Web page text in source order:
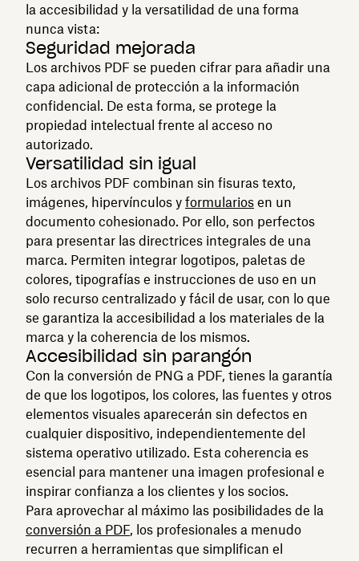
la accesibilidad y la versatilidad de una forma
nunca vista:
Seguridad mejorada
Los archivos PDF se pueden cifrar para añadir una
capa adicional de protección a la información
confidencial. De esta forma, se protege la
propiedad intelectual frente al acceso no
autorizado.
Versatilidad sin igual
Los archivos PDF combinan sin fisuras texto,
imágenes, hipervínculos y formularios en un
documento cohesionado. Por ello, son perfectos
para presentar las directrices integrales de una
marca. Permiten integrar logotipos, paletas de
colores, tipografías e instrucciones de uso en un
solo recurso centralizado y fácil de usar, con lo que
se garantiza la accesibilidad a los materiales de la
marca y la coherencia de los mismos.
Accesibilidad sin parangón
Con la conversión de PNG a PDF, tienes la garantía
de que los logotipos, los colores, las fuentes y otros
elementos visuales aparecerán sin defectos en
cualquier dispositivo, independientemente del
sistema operativo utilizado. Esta coherencia es
esencial para mantener una imagen profesional e
inspirar confianza a los clientes y los socios.
Para aprovechar al máximo las posibilidades de la
conversión a PDF, los profesionales a menudo
recurren a herramientas que simplifican el